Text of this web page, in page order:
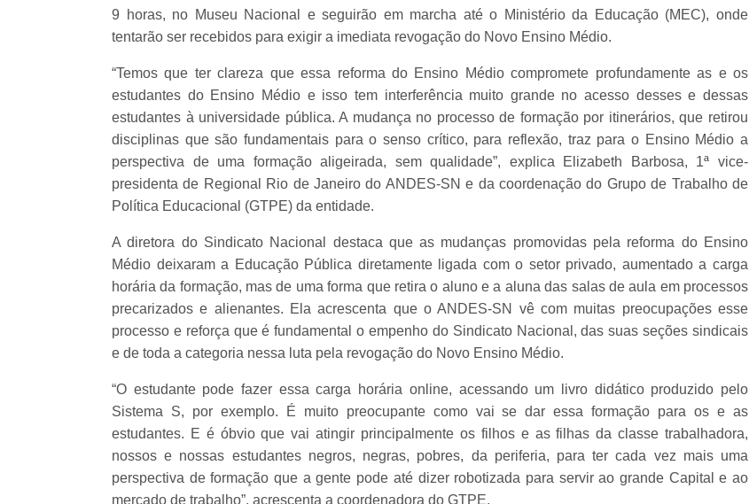
9 horas, no Museu Nacional e seguirão em marcha até o Ministério da Educação (MEC), onde
tentarão ser recebidos para exigir a imediata revogação do Novo Ensino Médio.
“Temos que ter clareza que essa reforma do Ensino Médio compromete profundamente as e os
estudantes do Ensino Médio e isso tem interferência muito grande no acesso desses e dessas
estudantes à universidade pública. A mudança no processo de formação por itinerários, que retirou
disciplinas que são fundamentais para o senso crítico, para reflexão, traz para o Ensino Médio a
perspectiva de uma formação aligeirada, sem qualidade”, explica Elizabeth Barbosa, 1ª vice-
presidenta de Regional Rio de Janeiro do ANDES-SN e da coordenação do Grupo de Trabalho de
Política Educacional (GTPE) da entidade.
A diretora do Sindicato Nacional destaca que as mudanças promovidas pela reforma do Ensino
Médio deixaram a Educação Pública diretamente ligada com o setor privado, aumentado a carga
horária da formação, mas de uma forma que retira o aluno e a aluna das salas de aula em processos
precarizados e alienantes. Ela acrescenta que o ANDES-SN vê com muitas preocupações esse
processo e reforça que é fundamental o empenho do Sindicato Nacional, das suas seções sindicais
e de toda a categoria nessa luta pela revogação do Novo Ensino Médio.
“O estudante pode fazer essa carga horária online, acessando um livro didático produzido pelo
Sistema S, por exemplo. É muito preocupante como vai se dar essa formação para os e as
estudantes. E é óbvio que vai atingir principalmente os filhos e as filhas da classe trabalhadora,
nossos e nossas estudantes negros, negras, pobres, da periferia, para ter cada vez mais uma
perspectiva de formação que a gente pode até dizer robotizada para servir ao grande Capital e ao
mercado de trabalho”, acrescenta a coordenadora do GTPE.